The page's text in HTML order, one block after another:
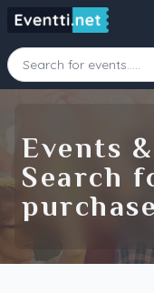
Events
Search